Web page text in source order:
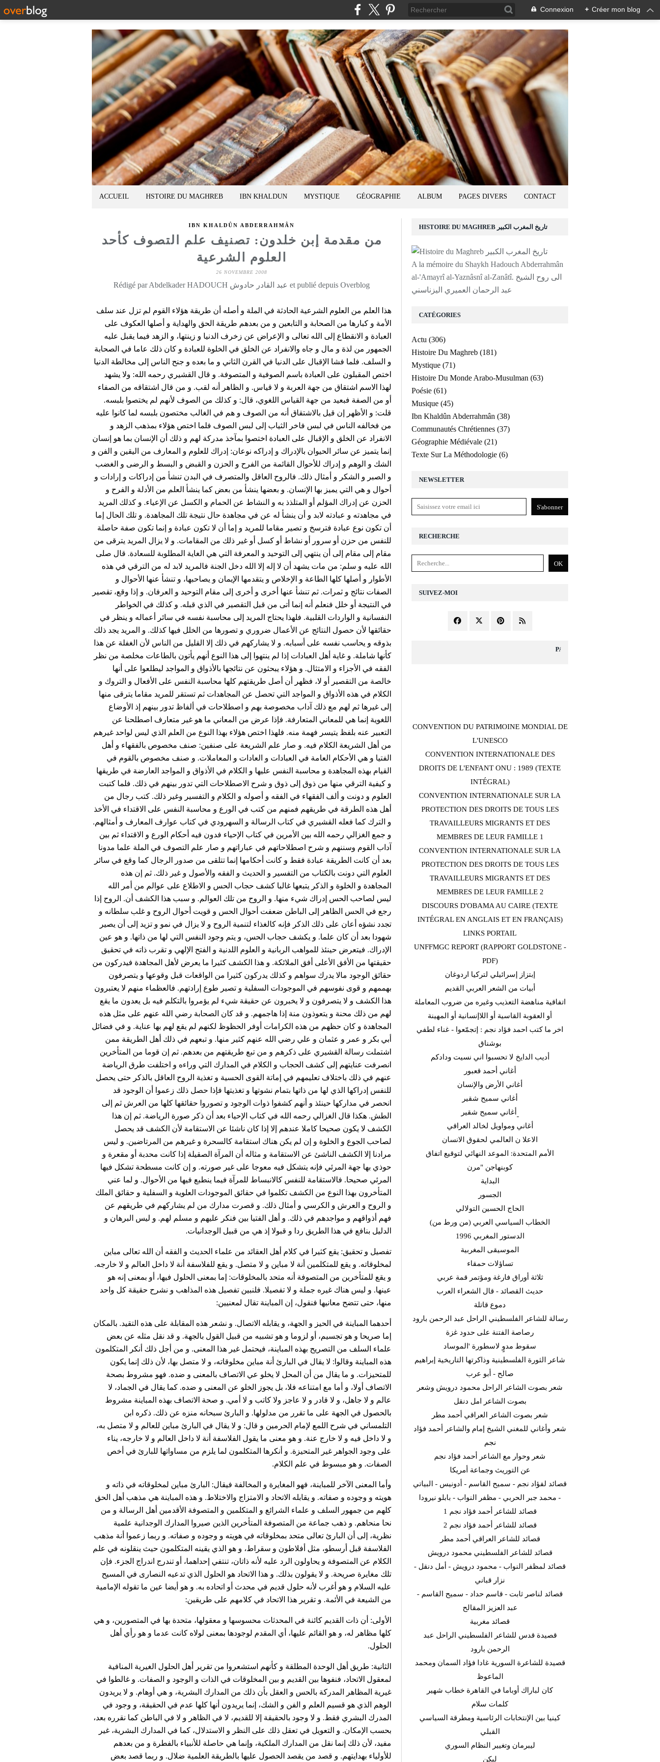
Connexion + Créer mon blog
ACCUEIL HSTOIRE DU MAGHREB IBN KHALDUN MYSTIQUE GÉOGRAPHIE ALBUM PAGES DIVERS CONTACT
IBN KHALDÛN ABDERRAHMÂN
من مقدمة إبن خلدون: تصنيف علم التصوف كأحد
العلوم الشرعية
26 NOVEMBRE 2008
Rédigé par Abdelkader HADOUCH عبد القادر حادوش et publié depuis Overblog
هذا العلم من العلوم الشرعية الحادثة في الملة و أصله أن طريقة هؤلاء القوم لم تزل عند سلف
الأمة و كبارها من الصحابة و التابعين و من بعدهم طريقة الحق والهداية و أصلها العكوف على
العبادة و الانقطاع إلى الله تعالى و الإعراض عن زخرف الدنيا و زينتها، و الزهد فيما يقبل عليه
الجمهور من لذة و مال و جاه والانفراد عن الخلق في الخلوة للعبادة و كان ذلك عاما في الصحابة
و السلف. فلما فشا الإقبال على الدنيا في القرن الثاني و ما بعده و جنح الناس إلى مخالطة الدنيا
اختص المقبلون على العبادة باسم الصوفية و المتصوفة. و قال القشيري رحمه الله: ولا يشهد
لهذا الاسم اشتقاق من جهة العربة و لا قياس. و الظاهر أنه لقب. و من قال اشتقاقه من الصفاء
أو من الصفة فبعيد من جهة القياس اللغوي، قال: و كذلك من الصوف لأنهم لم يختصوا بلبسه.
قلت: و الأظهر إن قيل بالاشتقاق أنه من الصوف و هم في الغالب مختصون بلبسه لما كانوا عليه
من فخالفه الناس في لبس فاخر الثياب إلى لبس الصوف فلما اختص هؤلاء بمذهب الزهد و
الانفراد عن الخلق و الإقبال على العبادة اختصوا بمآخذ مدركة لهم و ذلك أن الإنسان بما هو إنسان
إنما يتميز عن سائر الحيوان بالإدراك و إدراكه نوعان: إدراك للعلوم و المعارف من اليقين و الفن و
الشك و الوهم و إدراك للأحوال القائمة من الفرح و الحزن و القبض و البسط و الرضى و الغضب
و الصبر و الشكر و أمثال ذلك. فالروح العاقل والمتصرف في البدن تنشأ من إدراكات و إرادات و
أحوال و هي التي يميز بها الإنسان. و بعضها ينشأ من بعض كما ينشأ العلم من الأدلة و الفرح و
الحزن عن إدراك المؤلم أو المتلذذ به و النشاط عن الحمام و الكسل عن الإعياء. و كذلك المريد
في مجاهدته و عبادته لابد و أن ينشأ له عن في مجاهدة حال نتيجة تلك المجاهدة. و تلك الحال إما
أن تكون نوع عبادة فترسخ و تصير مقاما للمريد و إما أن لا تكون عبادة و إنما تكون صفة حاصلة
للنفس من حزن أو سرور أو نشاط أو كسل أو غير ذلك من المقامات. و لا يزال المريد يترقى من
مقام إلى مقام إلى أن ينتهي إلى التوحيد و المعرفة التي هي الغاية المطلوبة للسعادة. قال صلى
الله عليه و سلم: من مات يشهد أن لا إله إلا الله دخل الجنة فالمريد لابد له من الترقي في هذه
الأطوار و أصلها كلها الطاعة و الإخلاص و يتقدمها الإيمان و يصاحبها، و تنشأ عنها الأحوال و
الصفات نتائج و ثمرات. ثم تنشأ عنها أخرى و أخرى إلى مقام التوحيد و العرفان. و إذا وقع، تقصير
في النتيجة أو خلل فنعلم أنه إنما أتى من قبل التقصير في الذي قبله. و كذلك في الخواطر
النفسانية و الواردات القلبية. فلهذا يحتاج المريد إلى محاسبة نفسه في سائر أعماله و ينظر في
حقائقها لأن حصول النتائج عن الأعمال ضروري و تصورها من الخلل فيها كذلك. و المريد يجد ذلك
بذوقه و يحاسب نفسه على أسبابه. و لا يشاركهم في ذلك إلا القليل من الناس لأن الغفلة عن هذا
كأنها شاملة. و غاية أهل العبادات إذا لم ينتهوا إلى هذا النوع أنهم يأتون بالطاعات مخلصة من نظر
الفقه في الأجزاء و الامتثال. و هؤلاء يبحثون عن نتائجها بالأذواق و المواجد ليطلعوا على أنها
خالصة من التقصير أو لا، فظهر أن أصل طريقتهم كلها محاسبة النفس على الأفعال و التروك و
الكلام في هذه الأذواق و المواجد التي تحصل عن المجاهدات ثم تستقر للمريد مقاما يترقى منها
إلى غيرها ثم لهم مع ذلك آداب مخصوصة بهم و اصطلاحات في ألفاظ تدور بينهم إذ الأوضاع
اللغوية إنما هي للمعاني المتعارفة. فإذا عرض من المعاني ما هو غير متعارف اصطلحنا عن
التعبير عنه بلفظ يتيسر فهمة منه. فلهذا اختص هؤلاء بهذا النوع من العلم الذي ليس لواحد غيرهم
من أهل الشريعة الكلام فيه. و صار علم الشريعة على صنفين: صنف مخصوص بالفقهاء و أهل
الفتيا و هي الأحكام العامة في العبادات و العادات و المعاملات. و صنف مخصوص بالقوم في
القيام بهذه المجاهدة و محاسبة النفس عليها و الكلام في الأذواق و المواجد العارضة في طريقها
و كيفية الترقي منها من ذوق إلى ذوق و شرح الاصطلاحات التي تدور بينهم في ذلك. فلما كتبت
العلوم و دونت و ألف الفقهاء في الفقه و أصوله و الكلام و التفسير وغير ذلك. كتب رجال من
أهل هذه الطرقة في طريقهم فمنهم من كتب في الورع و محاسبة النفس على الاقتداء في الأخذ
و الترك كما فعله القشيري في كتاب الرسالة و السهرودي في كتاب عوارف المعارف و أمثالهم.
و جمع الغزالي رحمه الله بين الأمرين في كتاب الإحياء فدون فيه أحكام الورع و الاقتداء ثم بين
آداب القوم وسننهم و شرح اصطلاحاتهم في عباراتهم و صار علم التصوف في الملة علما مدونا
بعد أن كانت الطريقة عبادة فقط و كانت أحكامها إنما تتلقى من صدور الرجال كما وقع في سائر
العلوم التي دونت بالكتاب من التفسير و الحديث و الفقه والأصول و غير ذلك. ثم إن هذه
المجاهدة و الخلوة و الذكر يتبعها غالبا كشف حجاب الحس و الاطلاع على عوالم من أمر الله
ليس لصاحب الحس إدراك شيء منها. و الروح من تلك العوالم. و سبب هذا الكشف أن. الروح إذا
رجع في الحس الظاهر إلى الباطن ضعفت أحوال الحس و قويت أحوال الروح و غلب سلطانه و
تجدد نشؤه أعان على ذلك الذكر فإنه كالغذاء لتنمية الروح و لا يزال في نمو و تزيد إلى أن يصير
شهودا بعد أن كان علما. و يكشف حجاب الحس، و يتم وجود النفس التي لها من ذاتها. و هو عين
الإدراك. فيتعرض حينئذ للمواهب الربانية و العلوم اللدنية و الفتح الإلهي و تقرب ذاته في تحقيق
حقيقتها من الأفق الأعلى أفق الملائكة. و هذا الكشف كثيرا ما يعرض لأهل المجاهدة فيدركون من
حقائق الوجود مالا يدرك سواهم و كذلك يدركون كثيرا من الواقعات قبل وقوعها و يتصرفون
بهممهم و قوى نفوسهم في الموجودات السفلية و تصير طوع إرادتهم. فالعظماء منهم لا يعتبرون
هذا الكشف و لا يتصرفون و لا يخبرون عن حقيقة شيء لم يؤمروا بالتكلم فيه بل يعدون ما يقع
لهم من ذلك محنة و يتعوذون منة إذا هاجمهم. و قد كان الصحابة رضي الله عنهم على مثل هذه
المجاهدة و كان حظهم من هذه الكرامات أوفر الحظوظ لكنهم لم يقع لهم بها عناية. و في فضائل
أبي بكر و عمر و عثمان و علي رضي الله عنهم كثير منها. و تبعهم في ذلك أهل الطريقة ممن
اشتملت رسالة القشيري على ذكرهم و من تبع طريقتهم من بعدهم. ثم إن قوما من المتأخرين
انصرفت عنايتهم إلى كشف الحجاب و الكلام في المدارك التي وراءه و اختلفت طرق الرياضة
عنهم في ذلك باختلاف تعليمهم في إماتة القوى الحسية و تغذية الروح العاقل بالذكر حتى يحصل
للنفس إدراكها الذي لها من ذاتها بتمام نشوتها و تغذيتها فإذا حصل ذلك زعموا أن الوجود قد
انحصر في مداركها حينئذ و أنهم كشفوا ذوات الوجود و تصوروا حقائقها كلها من العرش ثم إلى
الطش. هكذا قال الغزالي رحمه الله في كتاب الإحياء بعد أن ذكر صورة الرياضة. ثم إن هذا
الكشف لا يكون صحيحا كاملا عندهم إلا إذا كان ناشئا عن الاستقامة لأن الكشف قد يحصل
لصاحب الجوع و الخلوة و إن لم يكن هناك استقامة كالسحرة و غيرهم من المرتاضين. و ليس
مرادنا إلا الكشف الناشئ عن الاستقامة و مثاله أن المرآة الصقيلة إذا كانت محدبة أو مقعرة و
حوذي بها جهة المرئي فإنه يتشكل فيه معوجا على غير صورته. و إن كانت مسطحة تشكل فيها
المرئي صحيحا. فالاستقامة للنفس كالانبساط للمرآة فيما ينطبع فيها من الأحوال. و لما عني
المتأخرون بهذا النوع من الكشف تكلموا في حقائق الموجودات العلوية و السفلية و حقائق الملك
و الروح و العرش و الكرسي و أمثال ذلك. و قصرت مدارك من لم يشاركهم في طريقهم عن
فهم أذواقهم و مواجدهم في ذلك. و أهل الفتيا بين فنكر عليهم و مسلم لهم. و ليس البرهان و
الدليل بنافع في هذا الطريق ردا و قبولا إذ هي من قبيل الوجدانيات.
تفصيل و تحقيق: يقع كثيرا في كلام أهل العقائد من علماء الحديث و الفقه أن الله تعالى مباين
لمخلوقاته. و يقع للمتكلمين أنة لا مباين و لا متصل. و يقع للفلاسفة أنة لا داخل العالم و لا خارجه.
و يقع للمتأخرين من المتصوفة أنه متحد بالمخلوقات: إما بمعنى الحلول فيها، أو بمعنى إنه هو
عينها. و ليس هناك غيره جملة و لا تفصيلا. فلنبين تفصيل هذه المذاهب و نشرح حقيقة كل واحد
منها، حتى تتضح معانيها فنقول، إن المباينة تقال لمعنيين:
أحدهما المباينة في الحيز و الجهة، و يقابله الاتصال. و نشعر هذه المقابلة على هذه التقيد. بالمكان
إما صريحا و هو تجسيم، أو لزوما و هو تشبيه من قبيل القول بالجهة. و قد نقل مثله عن بعض
علماء السلف من التصريح بهذه المباينة، فيحتمل غير هذا المعنى. و من أجل ذلك أنكر المتكلمون
هذه المباينة وقالوا: لا يقال في البارئ أنة مباين مخلوقاته، و لا متصل بها، لأن ذلك إنما يكون
للمتحيزات. و ما يقال من أن المحل لا يخلو عي الاتصاف بالمعنى و ضده. فهو مشروط بصحة
الاتصاف أولا، و أما مع امتناعه فلا، بل يجوز الخلو عن المعنى و ضده. كما يقال في الجماد، لا
عالم و لا جاهل، و لا قادر و لا عاجز ولا كاتب و لا أمي. و صحة الاتصاف بهذه المباينة مشروط
بالحصول في الجهة على ما تقرر من مدلولها. و البارئ سبحانه منزه عن ذلك. ذكره ابن
التلمساني في شرح اللمع لإمام الحرمين و قال: و لا يقال في البارئ مباين للعالم و لا متصل به،
و لا داخل فيه و لا خارج عنة. و هو معنى ما يقول الفلاسفة أنة لا داخل العالم و لا خارجه، يناء
على وجود الجواهر غير المتحيزة. و أنكرها المتكلمون لما يلزم من مساواتها للبارئ في أخص
الصفات. و هو مبسوط في علم الكلام.
وأما المعنى الآخر للمباينة، فهو المغايرة و المخالفة فيقال: البارئ مباين لمخلوقاته في ذاته و
هويته و وجوده و صفاته. و يقابله الاتحاد و الامتزاج والاختلاط. و هذه المباينة هي مذهب أهل الحق
كلهم من جمهور السلف و علماء الشرائع و المتكلمين و المتصوفة الأقدمين أهل الرسالة و من
نحا منحاهم. و ذهب جماعة من المتصوفة المتأخرين الذين صيروا المدارك الوجدانية علمية
نظرية، إلى أن البارئ تعالى متحد بمخلوقاته في هويته و وجوده و صفاته. و ربما زعموا أنة مذهب
الفلاسفة قبل أرسطو، مثل أفلاطون و سقراط، و هو الذي يقينه المتكلمون حيث ينقلونه في علم
الكلام عن المتصوفة و يحاولون الرد عليه لأنه ذاتان، تنتفي إحداهما، أو تندرج اندراج الجزء. فإن
تلك مغايرة صريحة. و لا يقولون بذلك. و هذا الاتحاد هو الحلول الذي تدعيه النصارى في المسيح
عليه السلام و هو أغرب لأنه حلول قديم في محدث أو اتحاده به. و هو أيضا عين ما تقوله الإمامية
من الشيعة في الأئمة. و تقرير هذا الاتحاد في كلامهم على طريقين:
الأولى: أن ذات القديم كائنة في المحدثات محسوسها و معقولها، متحدة بها في المتصورين، و هي
كلها مظاهر له، و هو القائم عليها، أي المقدم لوجودها بمعنى لولاه كانت عدما و هو رأي أهل
الحلول.
الثانية: طريق أهل الوحدة المطلقة و كأنهم استشعروا من تقرير أهل الحلول الغيرية المنافية
لمعقول الاتحاد، فنفوها بين القديم و بين المخلوقات في الذات و الوجود و الصفات. و غالطوا في
غيرية المظاهر المدركة بالحس و العقل بأن ذلك من المدارك البشرية، و هي أوهام. و لا يريدون
الوهم الذي هو قسيم العلم و الفن و الشك، إنما يريدون أنها كلها عدم في الحقيقة، و وجود في
المدرك البشري فقط. و لا وجود بالحقيقة إلا للقديم، لا في الظاهر و لا في الباطن كما نقرره بعد،
بحسب الإمكان. و التعويل في تعقل ذلك على النظر و الاستدلال، كما في المدارك البشرية، غير
مفيد، لأن ذلك إنما نقل من المدارك الملكية، وإنما هي حاصلة للأنبياء بالفطرة و من بعدهم
للأولياء بهدايتهم. و قصد من يقصد الحصول عليها بالطريقة العلمية ضلال. و ربما قصد بعض
NEWSLETTER
SUIVEZ-MOI
RECHERCHE
HISTOIRE DU MAGHREB تاريخ المغرب الكبير
A la mémoire du Shaykh Hadouch Abderrahmân
al-'Amayrî al-Yaznâsnî al-Zanâtî. الى روح الشيخ
عبد الرحمان العميري اليزناسني
CATÉGORIES
Actu (306)
Histoire Du Maghreb (181)
Mystique (71)
Histoire Du Monde Arabo-Musulman (63)
Poésie (61)
Musique (45)
Ibn Khaldûn Abderrahmân (38)
Communautés Chrétiennes (37)
Géographie Médiévale (21)
Texte Sur La Méthodologie (6)
PAGES DIVERS
CONVENTION DU PATRIMOINE MONDIAL DE
L'UNESCO
CONVENTION INTERNATIONALE DES
DROITS DE L'ENFANT ONU : 1989 (TEXTE
INTÉGRAL)
CONVENTION INTERNATIONALE SUR LA
PROTECTION DES DROITS DE TOUS LES
TRAVAILLEURS MIGRANTS ET DES
MEMBRES DE LEUR FAMILLE 1
CONVENTION INTERNATIONALE SUR LA
PROTECTION DES DROITS DE TOUS LES
TRAVAILLEURS MIGRANTS ET DES
MEMBRES DE LEUR FAMILLE 2
DISCOURS D'OBAMA AU CAIRE (TEXTE
INTÉGRAL EN ANGLAIS ET EN FRANÇAIS)
LINKS PORTAIL
UNFFMGC REPORT (RAPPORT GOLDSTONE -
PDF)
إبتزاز إسرائيلي لتركيا اردوغان
أبيات من الشعر العربي القديم
اتفاقية مناهضة التعذيب وغيره من ضروب المعاملة
أو العقوبة القاسية أو اللاإنسانية أو المهينة
اخر ما كتب احمد فؤاد نجم : إتجمّعوا - غناء لطفي
بوشناق
أديب الدايخ لا تحسبوا اني نسيت ودادكم
أغاني أحمد قعبور
أغاني الأرض والإنسان
أغاني سميح شقير
أغاني ومواويل لخالد العراقي
الاعلا ن العالمي لحقوق الانسان
الأمم المتحدة: الموعد النهائي لتوقيع اتفاق
كوبنهاجن "مرن
البداية
الجسور
الحاج الحسين التولالي
(الخطاب السياسي العربي (من ورط من
الدستور المغربي 1996
الموسيقى المغربية
تساؤلات حمقاء
ثلاثة أوراق فارغة ومؤتمر قمة عربي
حديث القصائد - قال الشعراء العرب
دموع قاتلة
رسالة للشاعر الفلسطيني الراحل عبد الرحمن بارود
رصاصة الفتنة على حدود غزة
سقوط مدوٍ لاسطورة 'الموساد
شاعر الثورة الفلسطينية وذاكرتها التاريخية إبراهيم
صالح - أبو عرب
شعر بصوت الشاعر الراحل محمود درويش وشعر
بصوت الشاعر امل دنقل
شعر بصوت الشاعر العراقي أحمد مطر
شعر وأغاني للمغني الشيخ إمام والشاعر أحمد فؤاد
نجم
شعر وحوار مع الشاعر أحمد فؤاد نجم
عن التوريث وجماعة أمريكا
قصائد لفؤاد نجم - سميح القاسم - أدونيس - البياتي
- محمد جبر الحربي - مظفر النواب - بابلو نيرودا
قصائد للشاعر أحمد فؤاد نجم 1
قصائد للشاعر أحمد فؤاد نجم 2
قصائد للشاعر العراقي أحمد مطر
قصائد للشاعر الفلسطيني محمود درويش
قصائد لمظفر النواب - محمود درويش - أمل دنقل -
نزار قباني
قصائد لناصر ثابت - قاسم حداد - سميح القاسم -
عبد العزيز المقالح
قصائد مغربية
قصيدة قدس للشاعر الفلسطيني الراحل عبد
الرحمن بارود
قصيدة للشاعرة السورية غادا فؤاد السمان ومحمد
الماعوظ
كان لباراك أوباما في القاهرة خطاب شهير
كلمات سلام
كينيا بين الإنتخابات الرئاسية ومطرقة السياسي
القبلي
ليبرمان وتغيير النظام السوري
ليكن